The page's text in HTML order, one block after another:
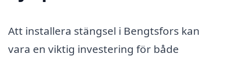
Att installera stängsel i Bengtsfors kan
vara en viktig investering för både